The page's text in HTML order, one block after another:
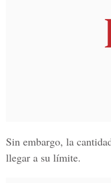
Sin embargo, la
llegar a su límite.